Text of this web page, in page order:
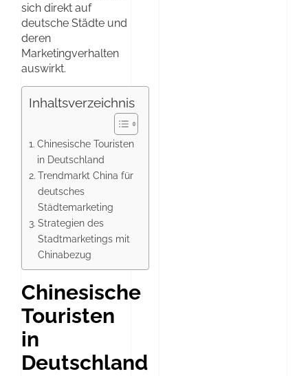
sich direkt auf
deutsche Städte und
deren
Marketingverhalten
auswirkt.
Inhaltsverzeichnis
Chinesische Touristen
in Deutschland
Trendmarkt China für
deutsches
Städtemarketing
Strategien des
Stadtmarketings mit
Chinabezug
Chinesische
Touristen
in
Deutschland